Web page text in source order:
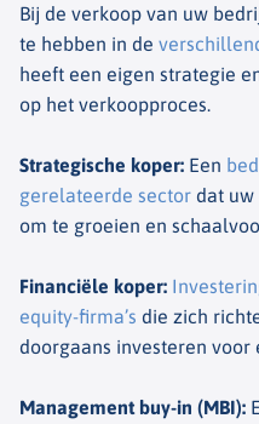
Bij de verkoop van uw
te hebben in de
heeft een eigen strategie
op het verkoopproces.
Strategische koper: Een
gerelateerde sector dat
om te groeien en
Financiële koper:
equity-firma’s die zich
doorgaans investeren
Management buy-in (MBI):